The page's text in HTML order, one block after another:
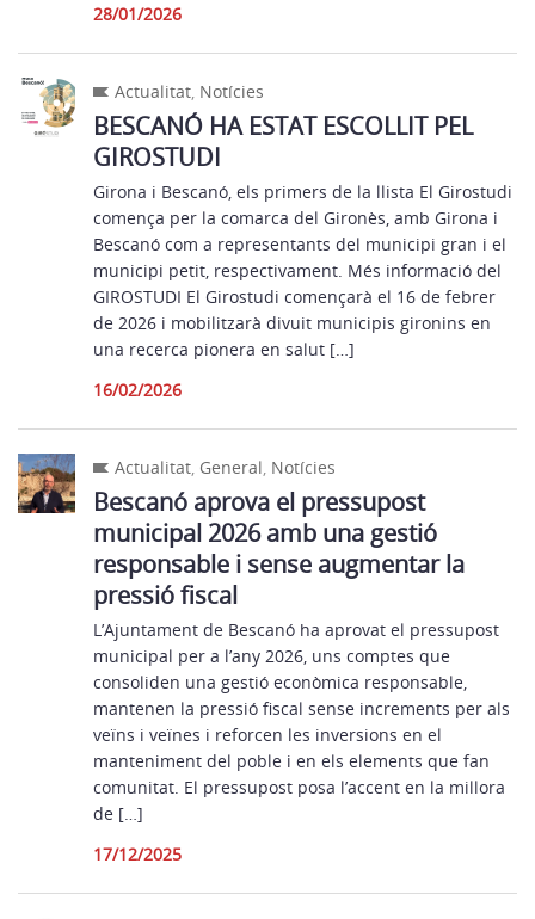
28/01/2026
Actualitat, Notícies
BESCANÓ HA ESTAT ESCOLLIT PEL
GIROSTUDI
Girona i Bescanó, els primers de la llista El Girostudi
comença per la comarca del Gironès, amb Girona i
Bescanó com a representants del municipi gran i el
municipi petit, respectivament. Més informació del
GIROSTUDI El Girostudi començarà el 16 de febrer
de 2026 i mobilitzarà divuit municipis gironins en
una recerca pionera en salut […]
16/02/2026
Actualitat, General, Notícies
Bescanó aprova el pressupost
municipal 2026 amb una gestió
responsable i sense augmentar la
pressió fiscal
L’Ajuntament de Bescanó ha aprovat el pressupost
municipal per a l’any 2026, uns comptes que
consoliden una gestió econòmica responsable,
mantenen la pressió fiscal sense increments per als
veïns i veïnes i reforcen les inversions en el
manteniment del poble i en els elements que fan
comunitat. El pressupost posa l’accent en la millora
de […]
17/12/2025